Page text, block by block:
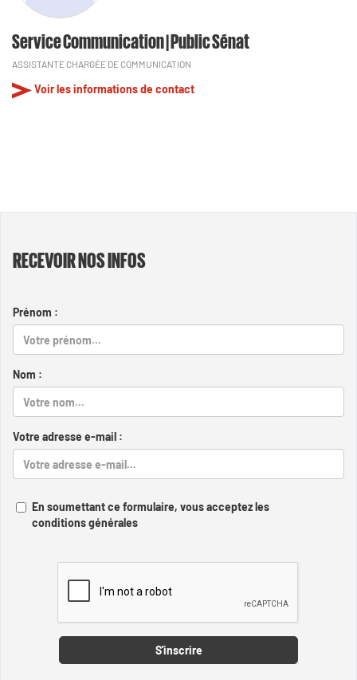
Service Communication | Public Sénat
ASSISTANTE CHARGÉE DE COMMUNICATION
Voir les informations de contact
RECEVOIR NOS INFOS
Prénom :
Nom :
Votre adresse e-mail :
En soumettant ce formulaire, vous acceptez les
conditions générales
S'inscrire